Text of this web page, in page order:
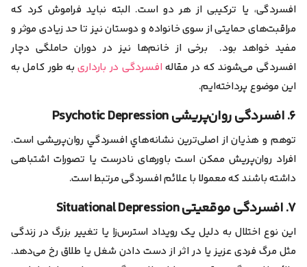
افسردگی، یا ترکیبی از هر دو است. البته نباید فراموش کرد که
مراقبت‌های حمایتی از سوی خانواده و دوستان نیز تا حد زیادی موثر و
مفید خواهد بود. برخی از خانم‌ها نیز در دوران حاملگی دچار
افسردگی می‌شوند که در مقاله افسردگی در بارداریبه طور کامل به
این موضوع پرداخته‌ایم.
۶. افسردگی روان‌پریشی Psychotic Depression
توهم و هذیان از اصلی‌ترین نشانه‌هاي افسردگي روان‌پریشی است.
افراد روان‌پریش ممکن است باورهای نادرست یا تصورات اشتباهی
داشته باشند که معمولا با علائم افسردگی مرتبط است.
۷. افسردگی موقعیتی Situational Depression
این نوع اختلال به دلیل یک رویداد استرس‌زا یا تغییر بزرگ در زندگی
مثل مرگ فردی عزیز یا در اثر از دست دادن شغل یا طلاق رخ می‌دهد.